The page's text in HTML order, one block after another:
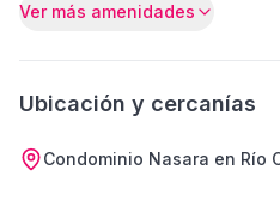
Ver más amenidades
Ubicación y cercanías
Condominio Nasara en Río